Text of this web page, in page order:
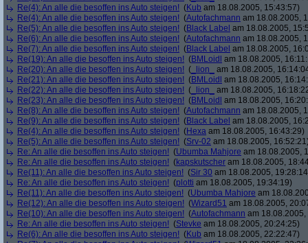
Re(4): An alle die besoffen ins Auto steigen! (Kub am 18.08.2005, 15:43:57)
Re(4): An alle die besoffen ins Auto steigen! (Autofachmann am 18.08.2005,
Re(5): An alle die besoffen ins Auto steigen! (Black Label am 18.08.2005,
Re(6): An alle die besoffen ins Auto steigen! (Autofachmann am 18.08.2005,
Re(7): An alle die besoffen ins Auto steigen! (Black Label am 18.08.2005,
Re(19): An alle die besoffen ins Auto steigen! (BMLoidl am 18.08.2005,
Re(20): An alle die besoffen ins Auto steigen! ( _lion_
am 18.08.2005,
Re(21): An alle die besoffen ins Auto steigen! (BMLoidl am 18.08.2005,
Re(22): An alle die besoffen ins Auto steigen! ( _lion_
am 18.08.2005,
Re(23): An alle die besoffen ins Auto steigen! (BMLoidl am 18.08.2005,
Re(8): An alle die besoffen ins Auto steigen! (Autofachmann am 18.08.2005,
Re(9): An alle die besoffen ins Auto steigen! (Black Label am 18.08.2005,
Re(4): An alle die besoffen ins Auto steigen! (Hexa am 18.08.2005, 16:43:29)
Re(5): An alle die besoffen ins Auto steigen! (Srv-02 am 18.08.2005,
Re: An alle die besoffen ins Auto steigen! (Ubumba Mahjore am 18.08.2005,
Re: An alle die besoffen ins Auto steigen! (kapskutscher am 18.08.2005,
Re(11): An alle die besoffen ins Auto steigen! (Sir 30 am 18.08.2005,
Re: An alle die besoffen ins Auto steigen! (plotti am 18.08.2005, 19:34:19)
Re(11): An alle die besoffen ins Auto steigen! (Ubumba Mahjore am
Re(12): An alle die besoffen ins Auto steigen! (Wizard51 am 18.08.2005,
Re(10): An alle die besoffen ins Auto steigen! (Autofachmann am
Re: An alle die besoffen ins Auto steigen! (Stevke am 18.08.2005, 20:24:25)
Re(6): An alle die besoffen ins Auto steigen! (Kub am 18.08.2005, 22:22:47)